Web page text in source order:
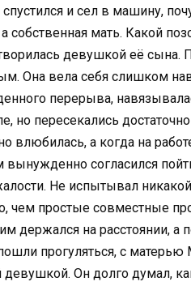
и сел в машину,
собственная мать. Какой
девушкой её
Она вела себя слишком
перерыва,
но пересекались
влюбилась, а когда на
согласился
Не испытывал
чем простые совместные
держался на расстоянии, а
прогуляться, с матерью
Он долго думал,